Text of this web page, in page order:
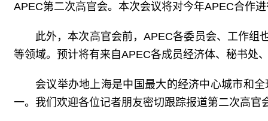
APEC第二次高官会。本次会议将对今年APEC合作
此外，本次高官会前，APEC各委员会、工作组
等领域。预计将有来自APEC各成员经济体、秘书处
会议举办地上海是中国最大的经济中心城市和
一。我们欢迎各位记者朋友密切跟踪报道第二次高官